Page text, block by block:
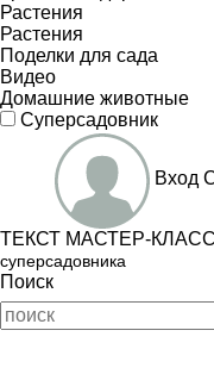
Растения
Растения
Поделки для сада
Видео
Домашние животные
Суперсадовник
Вход
ТЕКСТ МАСТЕР-КЛАСС
суперсадовника
Поиск